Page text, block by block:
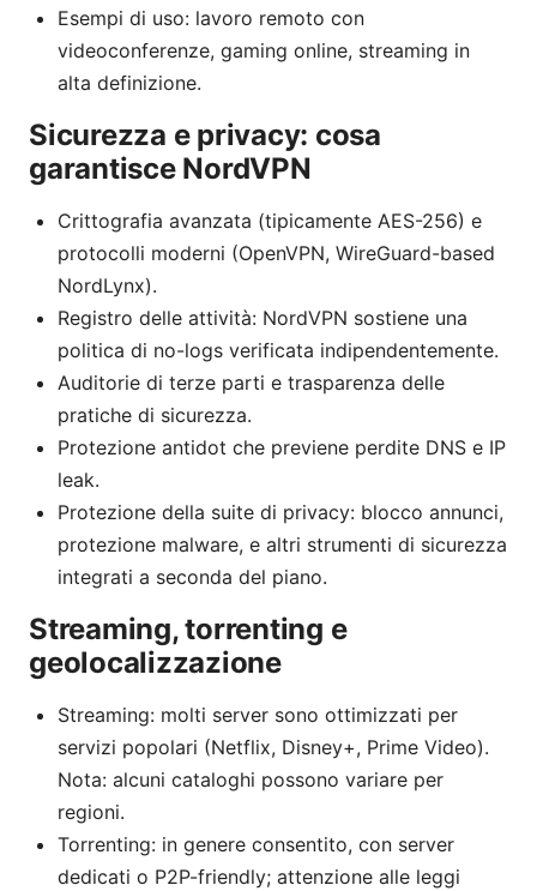
Esempi di uso: lavoro remoto con
videoconferenze, gaming online, streaming in
alta definizione.
Sicurezza e privacy: cosa
garantisce NordVPN
Crittografia avanzata (tipicamente AES-256) e
protocolli moderni (OpenVPN, WireGuard-based
NordLynx).
Registro delle attività: NordVPN sostiene una
politica di no-logs verificata indipendentemente.
Auditorie di terze parti e trasparenza delle
pratiche di sicurezza.
Protezione antidot che previene perdite DNS e IP
leak.
Protezione della suite di privacy: blocco annunci,
protezione malware, e altri strumenti di sicurezza
integrati a seconda del piano.
Streaming, torrenting e
geolocalizzazione
Streaming: molti server sono ottimizzati per
servizi popolari (Netflix, Disney+, Prime Video).
Nota: alcuni cataloghi possono variare per
regioni.
Torrenting: in genere consentito, con server
dedicati o P2P-friendly; attenzione alle leggi